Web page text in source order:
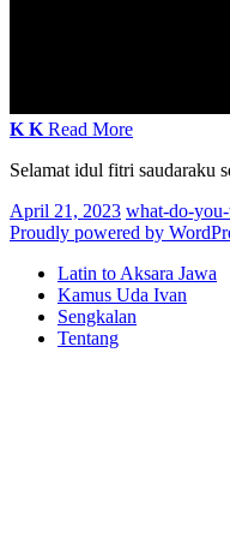
K K Read More
Selamat idul fitri saudaraku
April 21, 2023 what-do-
Proudly powered by
Footer
navigation
Latin to Aksara Jawa
Kamus Uda Ivan
Sengkalan
Tentang